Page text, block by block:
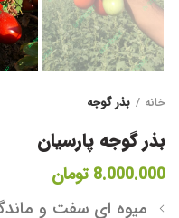
خانه بذر گوجه
بذر گوجه پارسیان
8.000.000 تومان
میوه ای سفت و